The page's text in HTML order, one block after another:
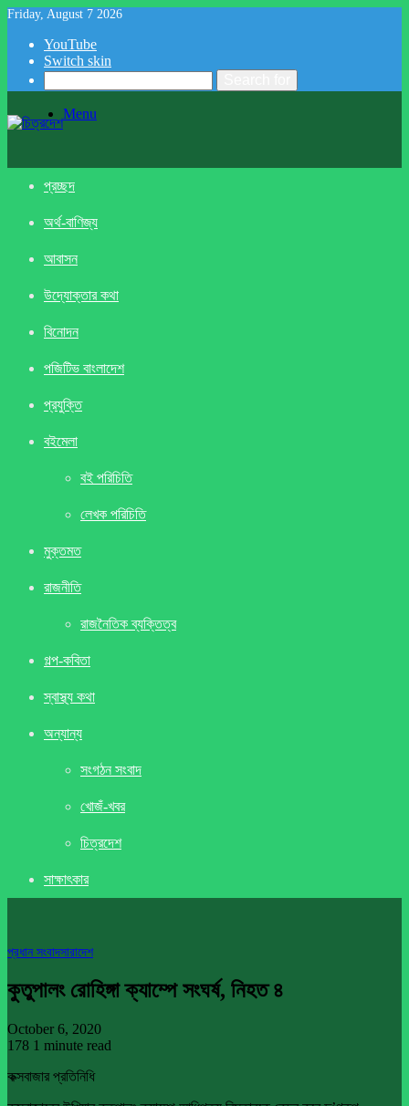
Friday, August 7 2026
YouTube
Switch skin
Menu
প্রচ্ছদ
অর্থ-বাণিজ্য
আবাসন
উদ্যোক্তার কথা
বিনোদন
পজিটিভ বাংলাদেশ
প্রযুক্তি
বইমেলা
বই পরিচিতি
লেখক পরিচিতি
মুক্তমত
রাজনীতি
রাজনৈতিক ব্যক্তিত্ব
গল্প-কবিতা
স্বাস্থ্য কথা
অন্যান্য
সংগঠন সংবাদ
খােজঁ-খবর
চিত্রদেশ
সাক্ষাৎকার
প্রধান সংবাদসারাদেশ
কুতুপালং রোহিঙ্গা ক্যাম্পে সংঘর্ষ, নিহত ৪
October 6, 2020
178 1 minute read
কক্সবাজার প্রতিনিধি